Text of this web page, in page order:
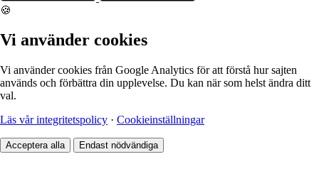
🍪
Vi använder cookies
Vi använder cookies från Google Analytics för att förstå hur sajten
används och förbättra din upplevelse. Du kan när som helst ändra ditt
val.
Läs vår integritetspolicy · Cookieinställningar
Acceptera alla Endast nödvändiga